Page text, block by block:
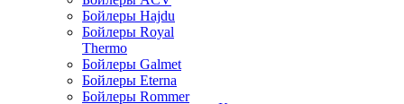
Бойлеры Hajdu
Бойлеры Royal
Thermo
Бойлеры Galmet
Бойлеры Eterna
Бойлеры Rommer